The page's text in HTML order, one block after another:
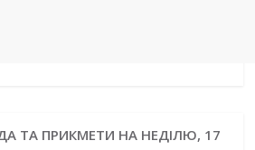
ТА ПРИКМЕТИ НА НЕДІЛЮ, 17